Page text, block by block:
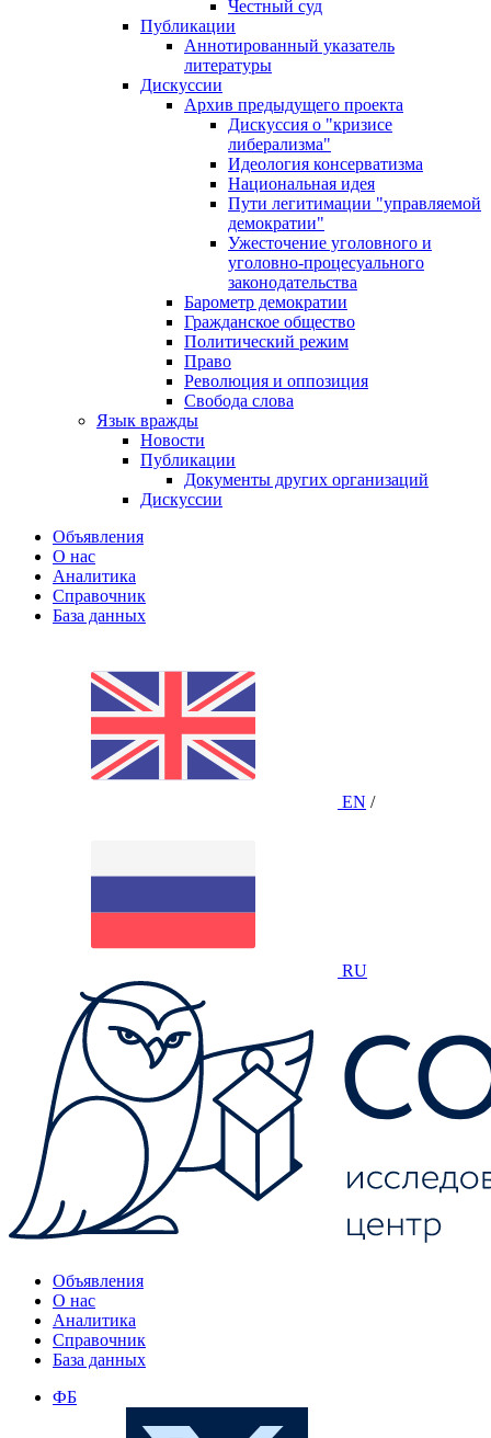
Честный суд
Публикации
Аннотированный указатель
литературы
Дискуссии
Архив предыдущего проекта
Дискуссия о "кризисе
либерализма"
Идеология консерватизма
Национальная идея
Пути легитимации "управляемой
демократии"
Ужесточение уголовного и
уголовно-процесуального
законодательства
Барометр демократии
Гражданское общество
Политический режим
Право
Революция и оппозиция
Свобода слова
Язык вражды
Новости
Публикации
Документы других организаций
Дискуссии
Объявления
О нас
Аналитика
Справочник
База данных
EN /
RU
Объявления
О нас
Аналитика
Справочник
База данных
ФБ